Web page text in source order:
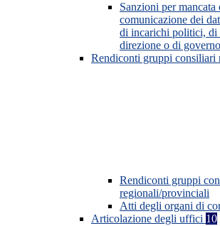
Sanzioni per mancata
comunicazione dei
di incarichi politici, di
direzione o di governo
Rendiconti gruppi consiliari
Rendiconti gruppi
regionali/provinciali
Atti degli organi di
Articolazione degli uffici 10